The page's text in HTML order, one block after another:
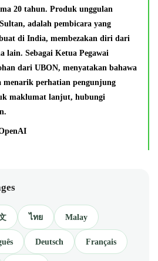
20 tahun. Produk unggulan
adalah pembicara yang
di India, membezakan diri dari
lain. Sebagai Ketua Pegawai
dari UBON, menyatakan bahawa
menarik perhatian pengunjung
maklumat lanjut, hubungi
.
ไทย Malay
Deutsch Français